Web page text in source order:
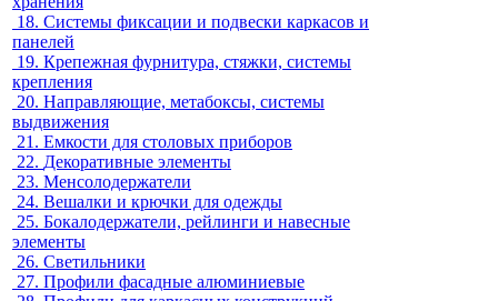
18. Системы фиксации и подвески каркасов и
панелей
19. Крепежная фурнитура, стяжки, системы
крепления
20. Направляющие, метабоксы, системы
выдвижения
21. Емкости для столовых приборов
22. Декоративные элементы
23. Менсолодержатели
24. Вешалки и крючки для одежды
25. Бокалодержатели, рейлинги и навесные
элементы
26. Светильники
27. Профили фасадные алюминиевые